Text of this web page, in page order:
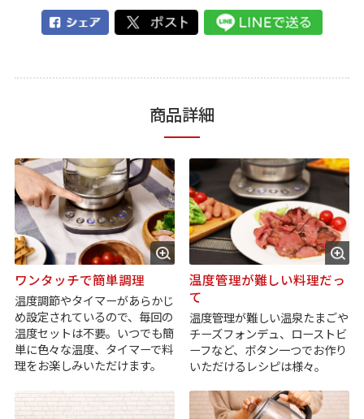
商品詳細
ワンタッチで簡単調理
温度調節やタイマーがあらかじ
め設定されているので、毎回の
温度セットは不要。いつでも簡
単に色々な温度、タイマーで料
理をお楽しみいただけます。
温度管理が難しい料理だっ
て
温度管理が難しい温泉たまごや
チーズフォンデュ、ローストビ
ーフなど、ボタン一つでお作り
いただけるレシピは様々。